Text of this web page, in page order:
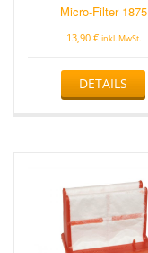
Micro-Filter 1875
13,90 € inkl. MwSt.
DETAILS